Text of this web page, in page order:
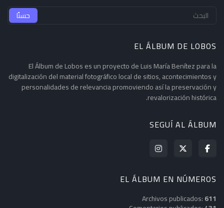
EL ÁLBUM DE LOBOS
El Álbum de Lobos es un proyecto de Luis María Benítez para la
digitalización del material fotográfico local de sitios, acontecimientos y
personalidades de relevancia promoviendo así la preservación y
revalorización histórica.
SEGUÍ AL ÁLBUM
EL ÁLBUM EN NÚMEROS
Archivos publicados:611